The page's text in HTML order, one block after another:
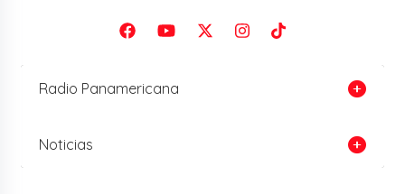
Radio Panamericana
Noticias